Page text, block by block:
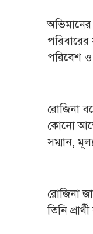
পরিবেশ ও
রোজিনা
কোনো
সম্মান,
রোজিনা
তিনি